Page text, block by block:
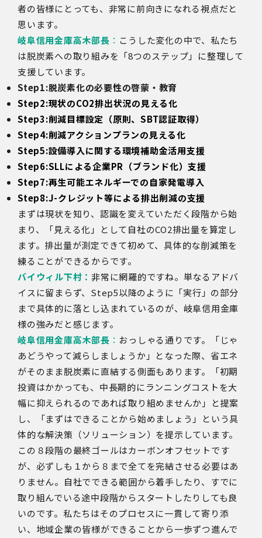
者の皆様にとっても、非常に前向きになれる視点だと
思います。
岐阜信用金庫高木部長 ： こうした変化の中で、私たち
は脱炭素への取り組みを「8つのステップ」に整理して
支援しています。
Step1:脱炭素化の必要性の啓蒙・教育
Step2:現状のCO2排出状況の見える化
Step3:削減目標設定（原則、SBT認証取得）
Step4:削減アクションプランの見える化
Step5:設備導入に関する環境補助金活用支援
Step6:SLLによる企業PR（ブランド化）支援
Step7:再生可能エネルギーでの自家発電導入
Step8:J-クレジット等による排出削減の支援
まずは現状を知り、認識を変えていただく段階から始
まり、「見える化」として自社のCO2排出量を算定し
ます。排出量が測定できて初めて、具体的な削減策を
練ることができるからです。
バイウィル下村： 非常に網羅的ですね。単なるアドバ
イスに留まらず、 Step5以降のように「実行」の部分
まで具体的に落とし込まれているのが、岐阜信用金庫
様の強みだと感じます。
岐阜信用金庫高木部長 ： おっしゃる通りです。「じゃ
あどうやって減らしましょうか」となった際、省エネ
がそのまま脱炭素に直結する側面もあります。「初期
投資はかかっても、中長期的にランニングコストを大
幅に抑えられるのであれば取り組めませんか」と提案
し、「まずはできることから始めましょう」という具
体的な解決策（ソリューション）を提示しています。
この８段階の最終ゴールはカーボンオフセットです
が、必ずしも１から８まで全てを完結させる必要はあ
りません。自社でできる範囲から着手したり、すでに
取り組んでいる途中段階からスタートしたりしても良
いのです。私たちはそのプロセスに一貫して寄り添
い、地域企業の皆様ができることから一歩ずつ進んで